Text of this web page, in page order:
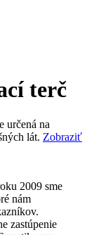
terč
určená na
lát. Zobraziť
2009 sme
nám
zastúpenie